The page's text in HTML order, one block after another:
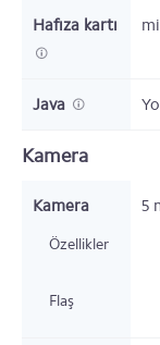
Hafıza kartı
Java
Kamera
Kamera 5
Özellikler
Flaş